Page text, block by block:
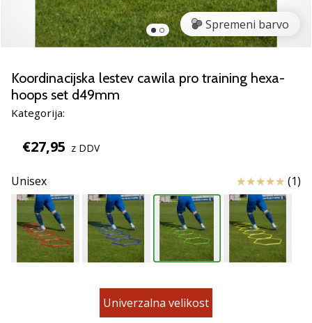
odbojkarski/a
navdušenec/ka,
mi?
Pridruži
se
kot
brend
11. 8. 2022
•
2 min. branja
Spremeni barvo
Koordinacijska lestev cawila pro training hexa-
hoops set d49mm
Kategorija:
€27,95 z DDV
Unisex Ocena izdelka
(1)
Univerzalna velikost